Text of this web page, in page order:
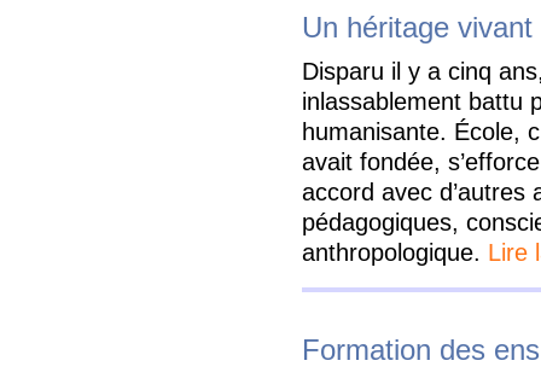
Un héritage vivant
Disparu il y a cinq
inlassablement battu
humanisante. École,
avait fondée,
accord avec d’autres
pédagogiques,
anthropologique. Lire
Formation des